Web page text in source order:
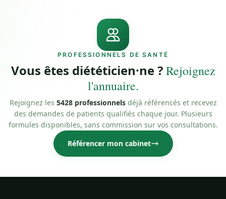
PROFESSIONNELS DE SANTÉ
Vous êtes diététicien·ne ?Rejoignez
l'annuaire.
Rejoignez les 5428 professionnelsdéjà référencés et recevez
des demandes de patients qualifiés chaque jour. Plusieurs
formules disponibles, sans commission sur vos consultations.
Référencer mon cabinet